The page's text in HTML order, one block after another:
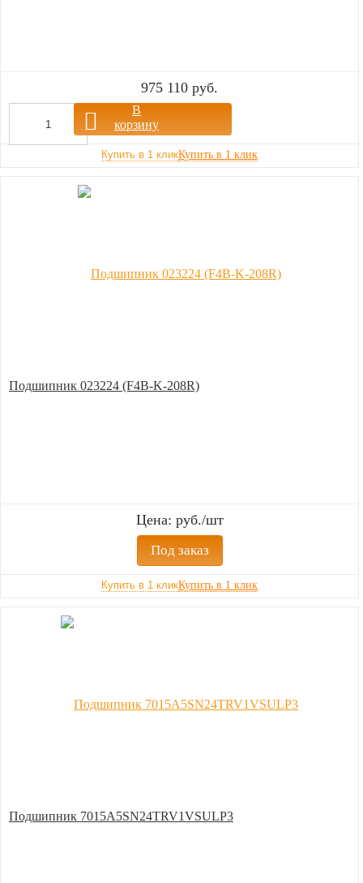
975 110 руб.
В
корзину
Купить в 1 клик
Подшипник 023224 (F4B-K-208R)
Цена: руб./шт
Под заказ
Купить в 1 клик
Подшипник 7015A5SN24TRV1VSULP3